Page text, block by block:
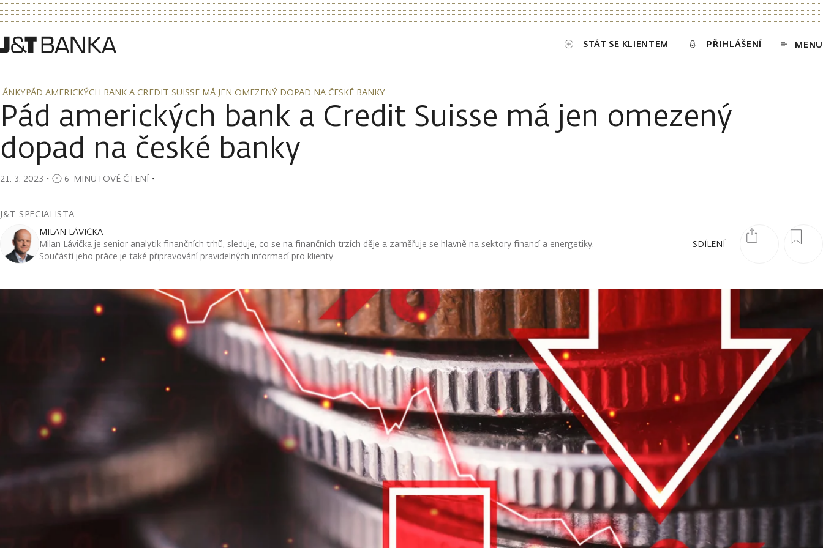
STÁT SE KLIENTEM PŘIHLÁŠENÍ MENU
PÁD AMERICKÝCH BANK A CREDIT SUISSE MÁ JEN OMEZENÝ DOPAD NA ČESKÉ BANKY
PÁD AMERICKÝCH BANK A CREDIT SUISSE MÁ JEN OMEZENÝ DOPAD NA ČESKÉ BANKY
Pád amerických bank a Credit Suisse má jen omezený
dopad na české banky
21. 3. 2023 ・ 6-MINUTOVÉ ČTENÍ・
J&T SPECIALISTA
SDÍLENÍ
MILAN LÁVIČKA
Milan Lávička je senior analytik finančních trhů, sleduje, co se na finančních trzích děje a zaměřuje se hlavně na sektory financí a energetiky.
Součástí jeho práce je také připravování pravidelných informací pro klienty.